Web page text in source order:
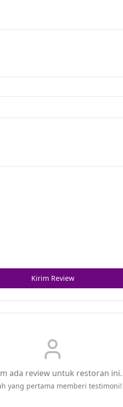
Kirim Review
ada review untuk restoran ini.
yang pertama memberi testimoni!